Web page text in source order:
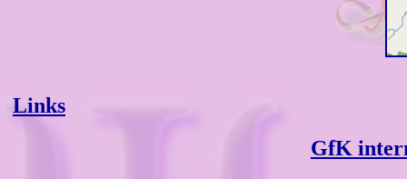
Links
GfK